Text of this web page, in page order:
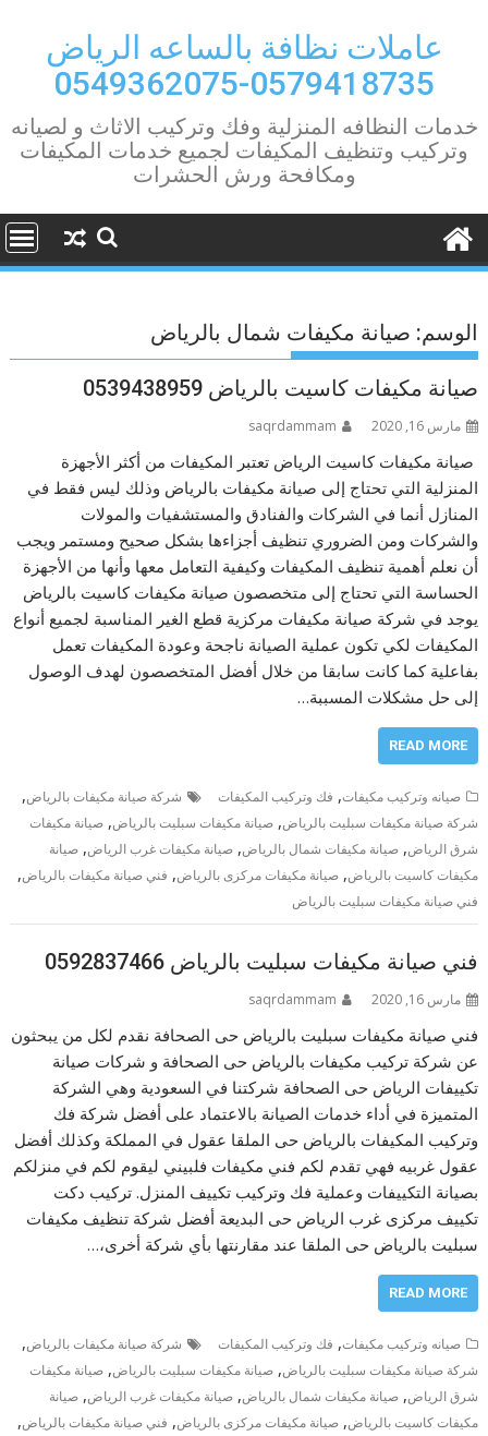
contentعاملات نظافة بالساعه الرياض
0579418735-0549362075
خدمات النظافه المنزلية وفك وتركيب الاثاث و لصيانه
وتركيب وتنظيف المكيفات لجميع خدمات المكيفات
ومكافحة ورش الحشرات
الوسم: صيانة مكيفات شمال بالرياض
صيانة مكيفات كاسيت بالرياض 0539438959
مارس 16, 2020 saqrdammam
صيانة مكيفات كاسيت الرياض تعتبر المكيفات من أكثر الأجهزة
المنزلية التي تحتاج إلى صيانة مكيفات بالرياض وذلك ليس فقط في
المنازل أنما في الشركات والفنادق والمستشفيات والمولات
والشركات ومن الضروري تنظيف أجزاءها بشكل صحيح ومستمر ويجب
أن نعلم أهمية تنظيف المكيفات وكيفية التعامل معها وأنها من الأجهزة
الحساسة التي تحتاج إلى متخصصون صيانة مكيفات كاسيت بالرياض
يوجد في شركة صيانة مكيفات مركزية قطع الغير المناسبة لجميع أنواع
المكيفات لكي تكون عملية الصيانة ناجحة وعودة المكيفات تعمل
بفاعلية كما كانت سابقا من خلال أفضل المتخصصون لهدف الوصول
إلى حل مشكلات المسببة…
READ MORE
صيانه وتركيب مكيفات, فك وتركيب المكيفات شركة صيانة مكيفات بالرياض,
شركة صيانة مكيفات سبليت بالرياض,صيانة مكيفات سبليت بالرياض,صيانة مكيفات
شرق الرياض,صيانة مكيفات شمال بالرياض,صيانة مكيفات غرب الرياض,صيانة
مكيفات كاسيت بالرياض,صيانة مكيفات مركزى بالرياض, فني صيانة مكيفات بالرياض,
فني صيانة مكيفات سبليت بالرياض
فني صيانة مكيفات سبليت بالرياض 0592837466
مارس 16, 2020 saqrdammam
فني صيانة مكيفات سبليت بالرياض حى الصحافة نقدم لكل من يبحثون
عن شركة تركيب مكيفات بالرياض حى الصحافة و شركات صيانة
تكييفات الرياض حى الصحافة شركتنا في السعودية وهي الشركة
المتميزة في أداء خدمات الصيانة بالاعتماد على أفضل شركة فك
وتركيب المكيفات بالرياض حى الملقا عقول في المملكة وكذلك أفضل
عقول غربيه فهي تقدم لكم فني مكيفات فلبيني ليقوم لكم في منزلكم
بصيانة التكييفات وعملية فك وتركيب تكييف المنزل. تركيب دكت
تكييف مركزى غرب الرياض حى البديعة أفضل شركة تنظيف مكيفات
سبليت بالرياض حى الملقا عند مقارنتها بأي شركة أخرى،…
READ MORE
صيانه وتركيب مكيفات, فك وتركيب المكيفات شركة صيانة مكيفات بالرياض,
شركة صيانة مكيفات سبليت بالرياض,صيانة مكيفات سبليت بالرياض,صيانة مكيفات
شرق الرياض,صيانة مكيفات شمال بالرياض,صيانة مكيفات غرب الرياض,صيانة
مكيفات كاسيت بالرياض,صيانة مكيفات مركزى بالرياض, فني صيانة مكيفات بالرياض,